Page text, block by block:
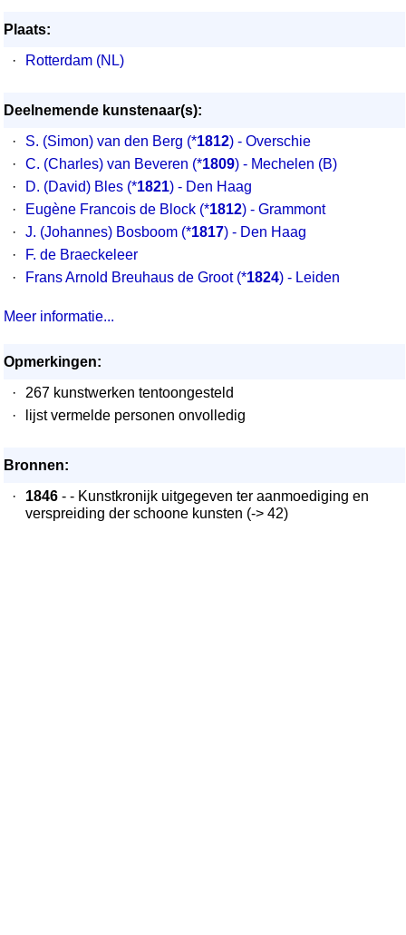
Plaats:
·
Rotterdam (NL)
Deelnemende kunstenaar(s):
·
S. (Simon) van den Berg (*1812) - Overschie
·
C. (Charles) van Beveren (*1809) - Mechelen (B)
·
D. (David) Bles (*1821) - Den Haag
·
Eugène Francois de Block (*1812) - Grammont
·
J. (Johannes) Bosboom (*1817) - Den Haag
·
F. de Braeckeleer
·
Frans Arnold Breuhaus de Groot (*1824) - Leiden
Meer informatie...
Opmerkingen:
·
267 kunstwerken tentoongesteld
·
lijst vermelde personen onvolledig
Bronnen:
·
1846 - - Kunstkronijk uitgegeven ter aanmoediging en
verspreiding der schoone kunsten (-> 42)